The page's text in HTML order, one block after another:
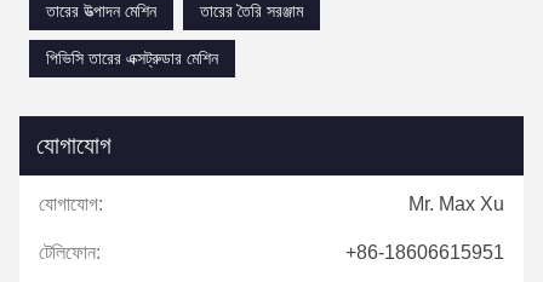
তারের উত্পাদন মেশিন
তারের তৈরি সরঞ্জাম
পিভিসি তারের এক্সট্রুডার মেশিন
যোগাযোগ
যোগাযোগ: Mr. Max Xu
টেলিফোন: +86-18606615951